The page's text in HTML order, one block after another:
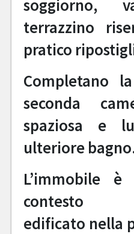
soggiorno,
terrazzino
pratico
Completano
seconda
spaziosa e
ulteriore
L’immobile
contesto
edificato nella